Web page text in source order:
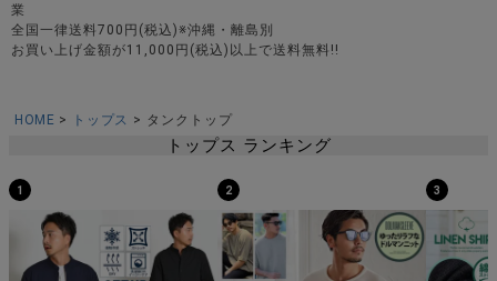
業
全国一律送料700円(税込)※沖縄・離島別
お買い上げ金額が11,000円(税込)以上で送料無料!!
HOME トップス タンクトップ
トップス ランキング
1 2 3